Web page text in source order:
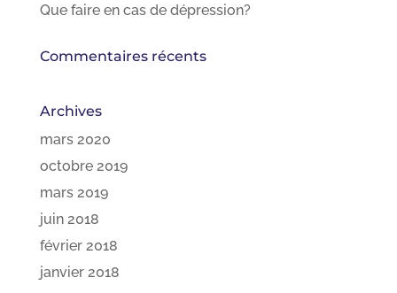
Que faire en cas de dépression?
Commentaires récents
Archives
mars 2020
octobre 2019
mars 2019
juin 2018
février 2018
janvier 2018